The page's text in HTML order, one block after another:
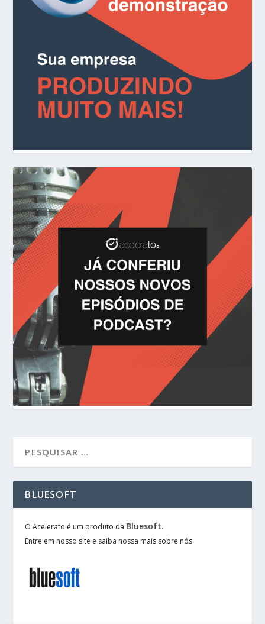
BLUESOFT
O Acelerato é um produto da Bluesoft.
Entre em nosso site e saiba nossa mais sobre nós.